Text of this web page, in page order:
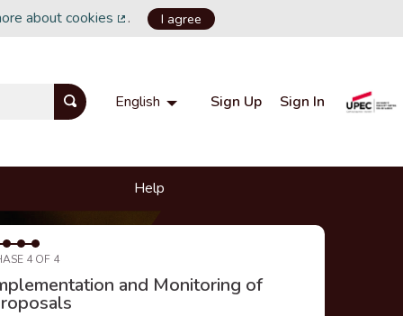
about cookies
(External link)
. I agree
English Choisir la langue Choose language
Sign Up Sign In
Help
4 OF 4
and Monitoring of